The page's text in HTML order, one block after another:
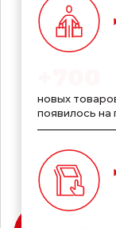
новых
появилось на